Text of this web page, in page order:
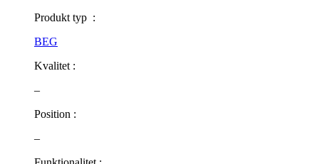
Produkt typ :
BEG
Kvalitet :
–
Position :
–